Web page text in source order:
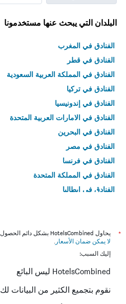
البلدان التي يبحث عنها مستخدمونا
الفنادق في المغرب
الفنادق في قطر
الفنادق في المملكة العربية السعودية
الفنادق في تركيا
الفنادق في إندونيسيا
الفنادق في الامارات العربية المتحدة
الفنادق في البحرين
الفنادق في مصر
الفنادق في فرنسا
الفنادق في المملكة المتحدة
الفنادق في إيطاليا
*
يحاول HotelsCombined بشكل دائم الحصول على الأسعار الدقيقة، ولكن
لا يمكن ضمان الأسعار .
إليك السبب:
HotelsCombined ليس البائع
نقوم بتجميع الكثير من البيانات لك